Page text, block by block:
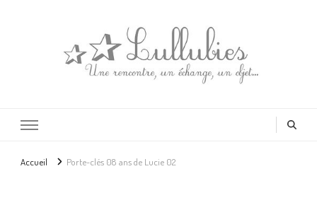
Accueil Porte-clés 08 ans de Lucie 02